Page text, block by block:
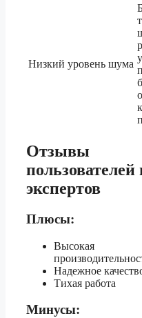
Низкий уровень шума
Отзывы
пользователей
экспертов
Плюсы:
Высокая
Надежное
Тихая работа
Минусы: